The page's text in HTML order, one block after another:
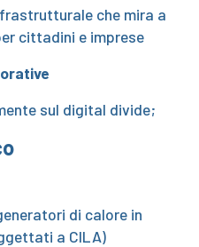
che mira a
cittadini e imprese
sul digital divide;
di calore in
a CILA)